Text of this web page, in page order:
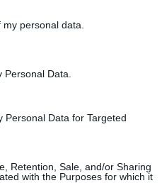
personal data.
Data.
Personal Data for Targeted
Retention, Sale, and/or Sharing
with the Purposes for which it
Ráthonyi-
családjára
és szombat este a
a második adás